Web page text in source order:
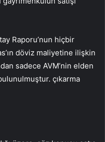
Raporu’nun hiçbir
döviz maliyetine ilişkin
sadece AVM’nin elden
çıkarma